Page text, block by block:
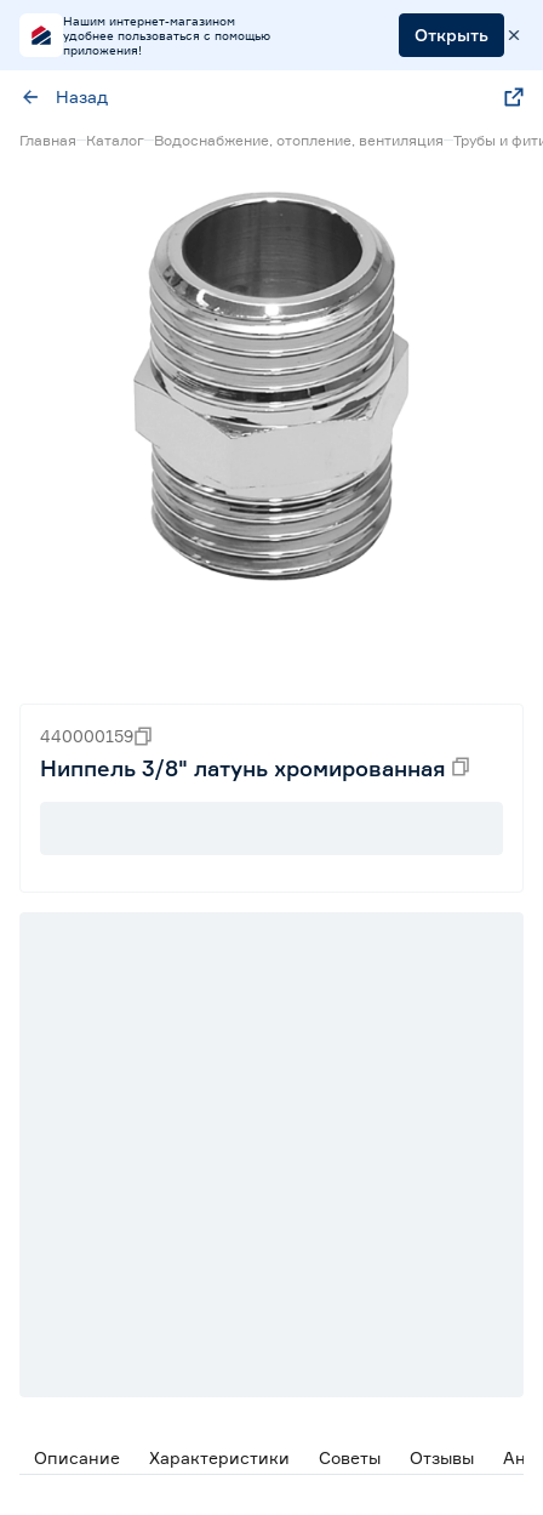
Нашим интернет-магазином
удобнее пользоваться с помощью
приложения!
Открыть
Назад
Главная Каталог Водоснабжение, отопление, вентиляция Трубы и
440000159
Ниппель 3/8" латунь хромированная
Описание Характеристики Советы Отзывы